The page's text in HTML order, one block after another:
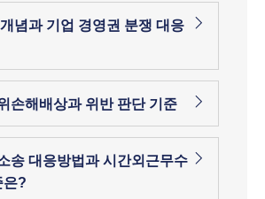
념과 기업 경영권 분쟁 대응
손해배상과 위반 판단 기준
송 대응방법과 시간외근무수
은?